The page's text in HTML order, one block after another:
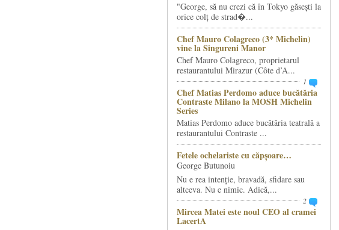
"George, să nu crezi că în Tokyo găsești la
orice colț de strad�...
Chef Mauro Colagreco (3* Michelin)
vine la Singureni Manor
Chef Mauro Colagreco, proprietarul
restaurantului Mirazur (Côte d’A...
1
Chef Matias Perdomo aduce bucătăria
Contraste Milano la MOSH Michelin
Series
Matias Perdomo aduce bucătăria teatrală a
restaurantului Contraste ...
Fetele ochelariste cu căpșoare…
George Butunoiu
Nu e rea intenție, bravadă, sfidare sau
altceva. Nu e nimic. Adică,...
2
Mircea Matei este noul CEO al cramei
LacertA